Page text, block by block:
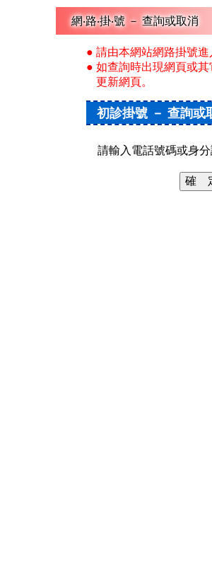
網‧路‧掛‧號 － 查詢或取消
● 請由本網站網路掛號
● 如查詢時出現網頁或
更新網頁。
初診掛號 － 查詢或
請輸入電話號碼或身